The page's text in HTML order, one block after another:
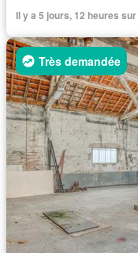
Il y a 5 jours, 12 heures
Très demandée